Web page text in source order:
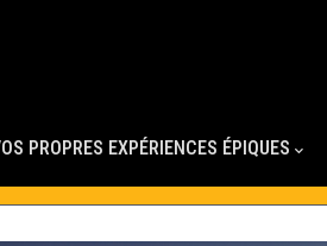
PROPRES EXPÉRIENCES ÉPIQUES